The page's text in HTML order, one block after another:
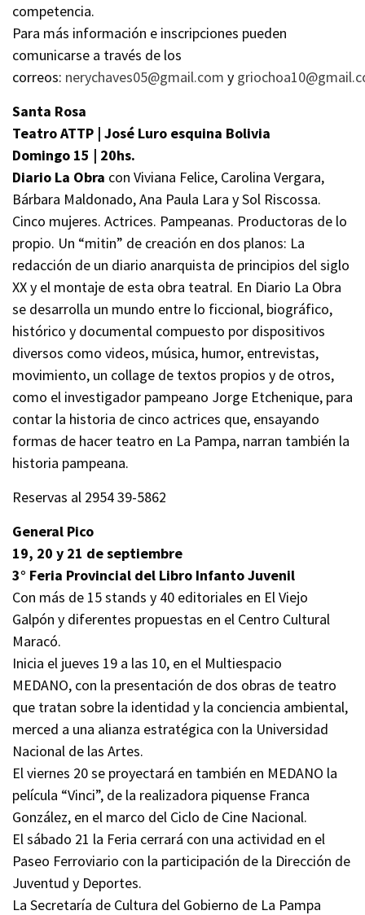
competencia.
Para más información e inscripciones pueden
comunicarse a través de los
correos: nerychaves05@gmail.com y
Santa Rosa
Teatro ATTP | José Luro esquina Bolivia
Domingo 15 | 20hs.
Diario La Obra con Viviana Felice, Carolina Vergara,
Bárbara Maldonado, Ana Paula Lara y Sol Riscossa.
Cinco mujeres. Actrices. Pampeanas. Productoras de lo
propio. Un “mitin” de creación en dos planos: La
redacción de un diario anarquista de principios del siglo
XX y el montaje de esta obra teatral. En Diario La Obra
se desarrolla un mundo entre lo ficcional, biográfico,
histórico y documental compuesto por dispositivos
diversos como videos, música, humor, entrevistas,
movimiento, un collage de textos propios y de otros,
como el investigador pampeano Jorge Etchenique, para
contar la historia de cinco actrices que, ensayando
formas de hacer teatro en La Pampa, narran también la
historia pampeana.
Reservas al 2954 39-5862
General Pico
19, 20 y 21 de septiembre
3° Feria Provincial del Libro Infanto Juvenil
Con más de 15 stands y 40 editoriales en El Viejo
Galpón y diferentes propuestas en el Centro Cultural
Maracó.
Inicia el jueves 19 a las 10, en el Multiespacio
MEDANO, con la presentación de dos obras de teatro
que tratan sobre la identidad y la conciencia ambiental,
merced a una alianza estratégica con la Universidad
Nacional de las Artes.
El viernes 20 se proyectará en también en MEDANO la
película “Vinci”, de la realizadora piquense Franca
González, en el marco del Ciclo de Cine Nacional.
El sábado 21 la Feria cerrará con una actividad en el
Paseo Ferroviario con la participación de la Dirección de
Juventud y Deportes.
La Secretaría de Cultura del Gobierno de La Pampa